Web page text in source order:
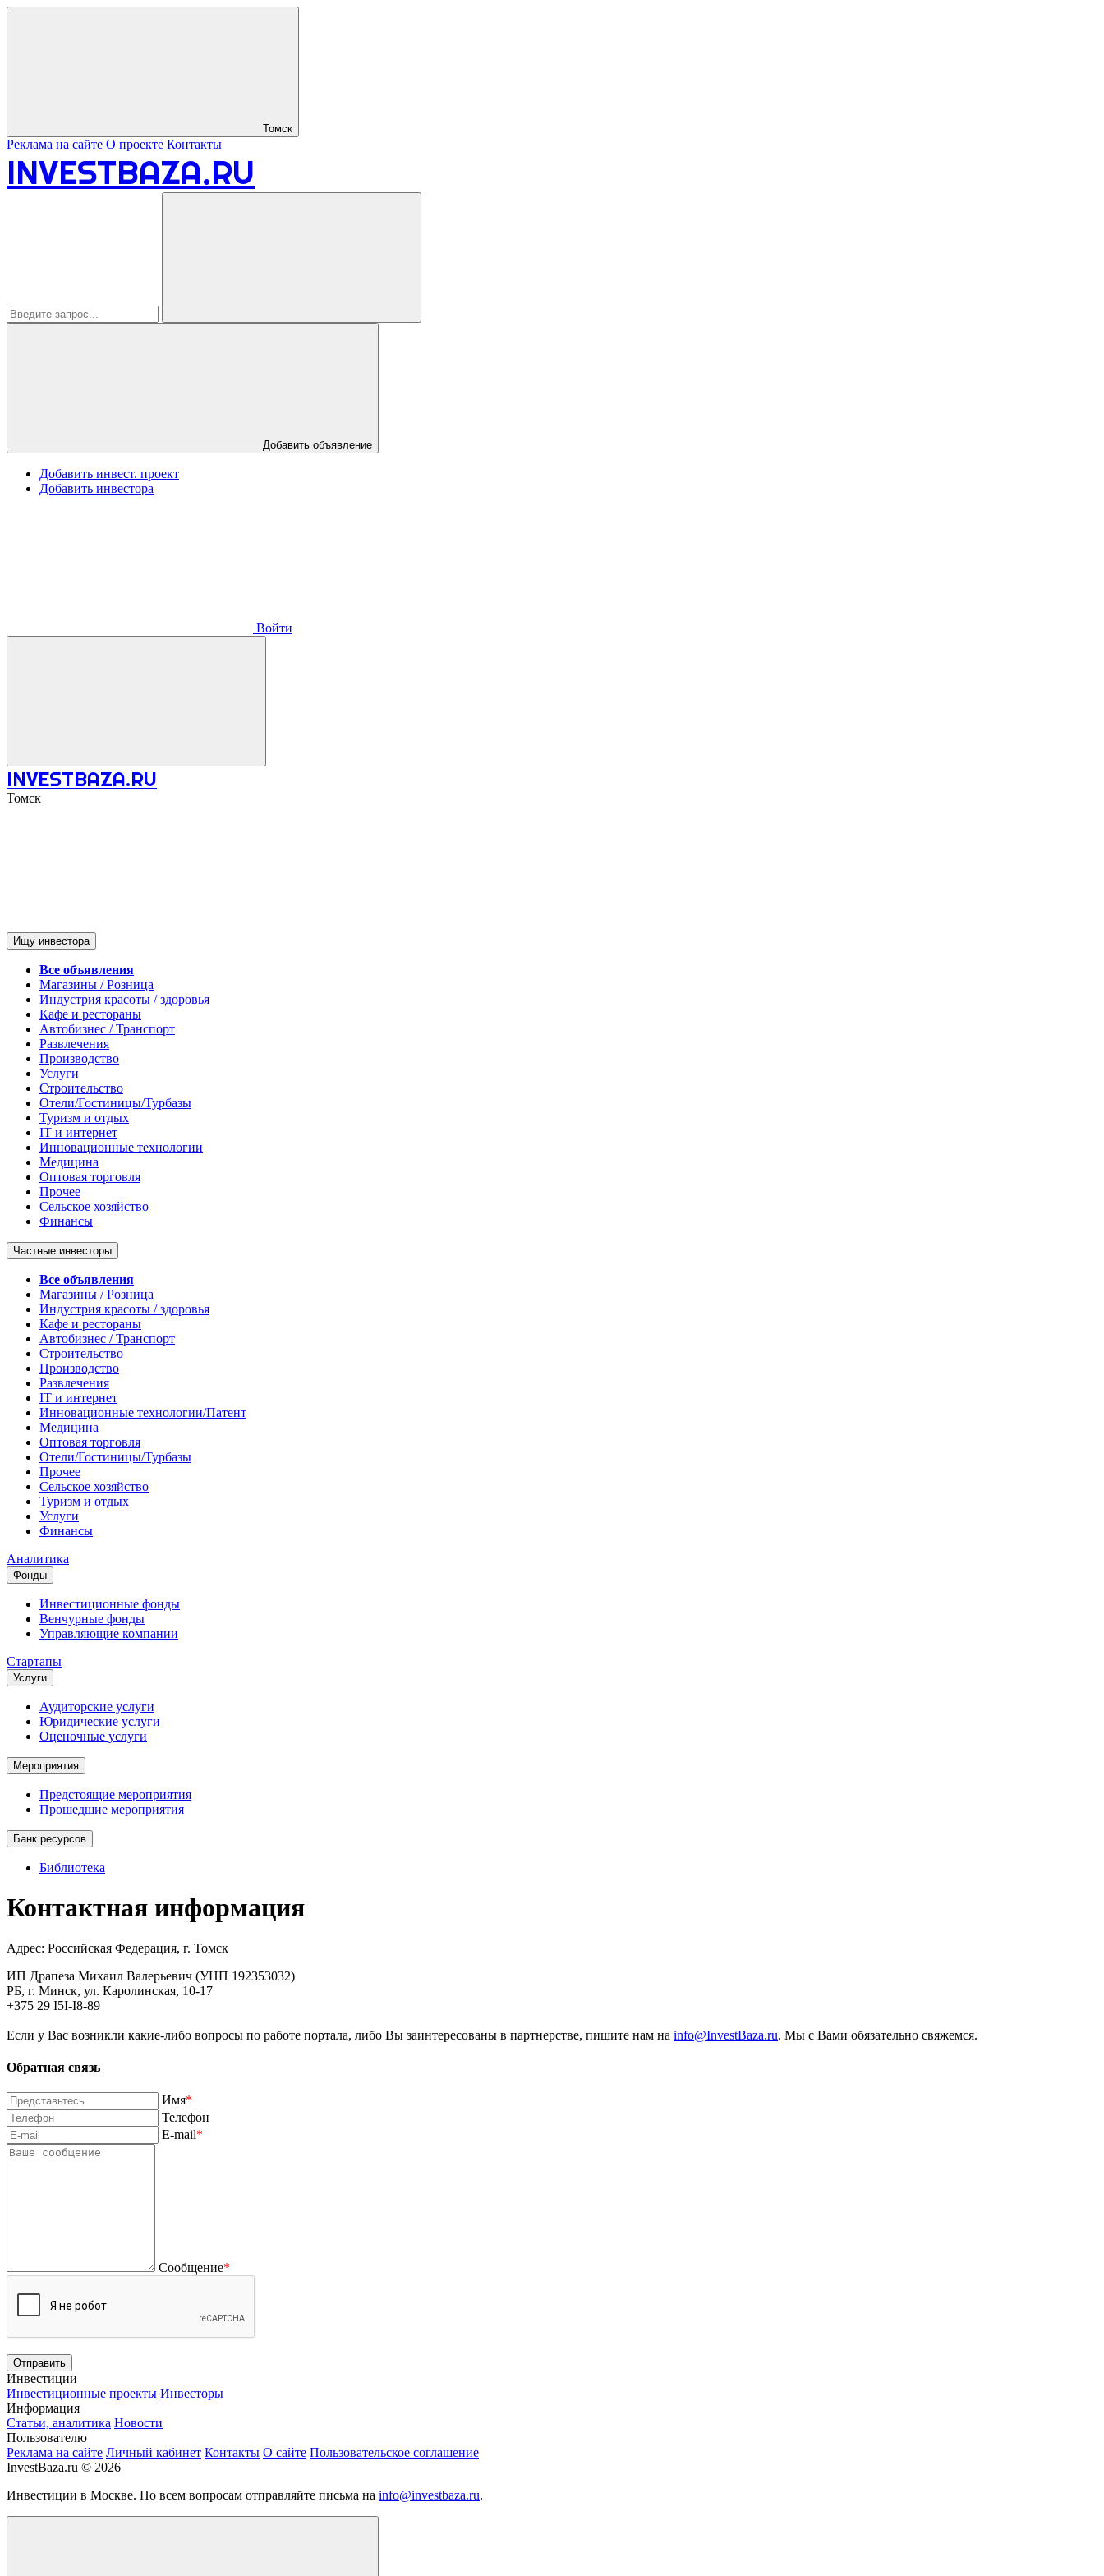
Томск
Реклама на сайте О проекте Контакты
INVESTBAZA.RU
Добавить объявление
Добавить инвест. проект
Добавить инвестора
Войти
INVESTBAZA.RU
Томск
Ищу инвестора
Все объявления
Магазины / Розница
Индустрия красоты / здоровья
Кафе и рестораны
Автобизнес / Транспорт
Развлечения
Производство
Услуги
Строительство
Отели/Гостиницы/Турбазы
Туризм и отдых
IT и интернет
Инновационные технологии
Медицина
Оптовая торговля
Прочее
Сельское хозяйство
Финансы
Частные инвесторы
Все объявления
Магазины / Розница
Индустрия красоты / здоровья
Кафе и рестораны
Автобизнес / Транспорт
Строительство
Производство
Развлечения
IT и интернет
Инновационные технологии/Патент
Медицина
Оптовая торговля
Отели/Гостиницы/Турбазы
Прочее
Сельское хозяйство
Туризм и отдых
Услуги
Финансы
Аналитика
Фонды
Инвестиционные фонды
Венчурные фонды
Управляющие компании
Стартапы
Услуги
Аудиторские услуги
Юридические услуги
Оценочные услуги
Мероприятия
Предстоящие мероприятия
Прошедшие мероприятия
Банк ресурсов
Библиотека
Контактная информация
Адрес: Российская Федерация, г. Томск
ИП Драпеза Михаил Валерьевич (УНП 192353032)
РБ, г. Минск, ул. Каролинская, 10-17
+375 29 I5I-I8-89
Если у Вас возникли какие-либо вопросы по работе портала, либо Вы заинтересованы в партнерстве, пишите нам на info@InvestBaza.ru. Мы с Вами обязательно свяжемся.
Обратная связь
Имя*
Телефон
E-mail*
Сообщение*
Инвестиции
Инвестиционные проекты Инвесторы
Информация
Статьи, аналитика Новости
Пользователю
Реклама на сайте Личный кабинет Контакты О сайте Пользовательское соглашение
InvestBaza.ru © 2026
Инвестиции в Москве. По всем вопросам отправляйте письма на info@investbaza.ru.